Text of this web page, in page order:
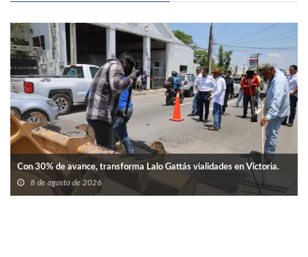
Con 30% de avance, transforma Lalo Gattás vialidades en Victoria.
8 de agosto de 2026